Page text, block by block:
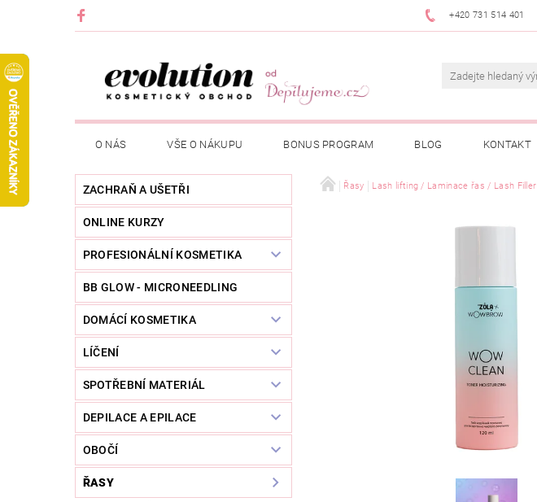
+420 731 514 401
O NÁS VŠE O NÁKUPU BONUS PROGRAM BLOG KONTAKT
ZACHRAŇ A UŠETŘI
ONLINE KURZY
PROFESIONÁLNÍ KOSMETIKA
BB GLOW - MICRONEEDLING
DOMÁCÍ KOSMETIKA
LÍČENÍ
SPOTŘEBNÍ MATERIÁL
DEPILACE A EPILACE
OBOČÍ
ŘASY
Řasy Lash lifting / Laminace řas / Lash Filler